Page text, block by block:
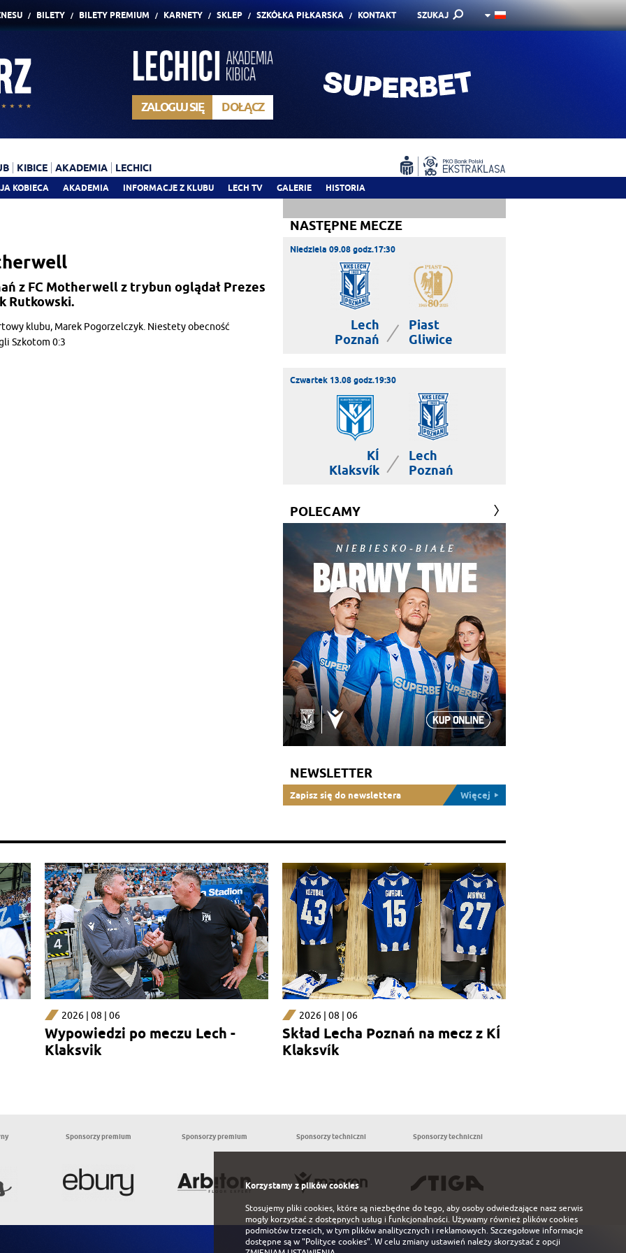
BILETY BILETY PREMIUM KARNETY SKLEP SZKÓŁKA PIŁKARSKA KONTAKT SZUKAJ
ZALOGUJ SIĘ DOŁĄCZ
KOBIECA AKADEMIA INFORMACJE Z KLUBU LECH TV GALERIE HISTORIA
KIBICE AKADEMIA LECHICI
z FC Motherwell z trybun oglądał Prezes
Rutkowski.
klubu, Marek Pogorzelczyk. Niestety obecność
Szkotom 0:3
NASTĘPNE MECZE
Niedziela 09.08 godz.17:30
Lech
Poznań
|
Piast
Gliwice
Czwartek 13.08 godz.19:30
KÍ
Klaksvík
|
Lech
Poznań
POLECAMY
NEWSLETTER
Zapisz się do newslettera Więcej
2026 | 08 | 06
Wypowiedzi po meczu Lech -
Klaksvik
2026 | 08 | 06
Skład Lecha Poznań na mecz z KÍ
Klaksvík
Sponsorzy premium Sponsorzy premium Sponsorzy techniczni Sponsorzy techniczni
Korzystamy z plików cookies
Stosujemy pliki cookies, które są niezbędne do tego, aby osoby odwiedzające nasz serwis
mogły korzystać z dostępnych usług i funkcjonalności. Używamy również plików cookies
podmiotów trzecich, w tym plików analitycznych i reklamowych. Szczegołowe informacje
dostępne są w"Polityce cookies". W celu zmiany ustawień należy skorzystać z opcji